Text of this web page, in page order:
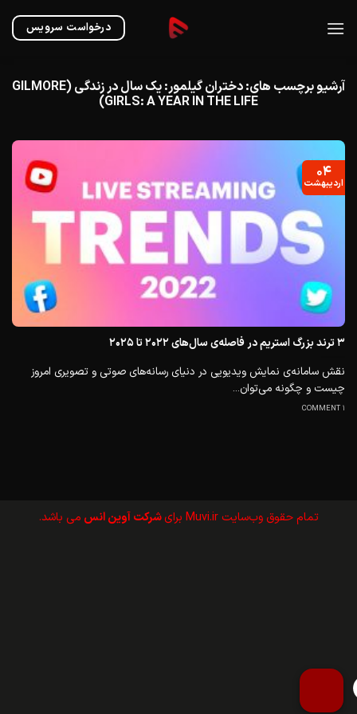
درخواست سرویس
آرشیو برچسب های: دختران گیلمور: یک سال در زندگی (GILMORE
GIRLS: A YEAR IN THE LIFE)
۳ ترند بزرگ استریم در فاصله‌ی سال‌های ۲۰۲۲ تا ۲۰۲۵
نقش سامانه‌ی نمایش ویدیویی در دنیای رسانه‌های صوتی و تصویری امروز
چیست و چگونه می‌توان...
1 COMMENT
۰۴
اردیبهشت
تمام حقوق وب‌سايت Muvi.ir برای شرکت آوین انس می باشد.